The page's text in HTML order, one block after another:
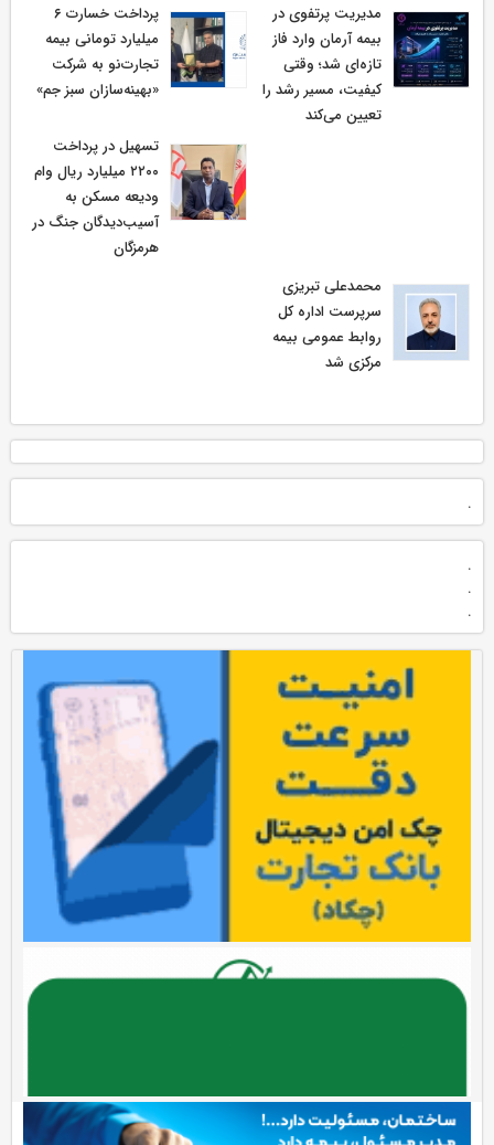
مدیریت پرتفوی در
بیمه آرمان وارد فاز
تازه‌ای شد؛ وقتی
کیفیت، مسیر رشد را
تعیین می‌کند
پرداخت خسارت ۶
میلیارد تومانی بیمه
تجارت‌نو به شرکت
«بهینه‌سازان سبز جم»
تسهیل در پرداخت
۲۲۰۰ میلیارد ریال وام
ودیعه مسکن به
آسیب‌دیدگان جنگ در
هرمزگان
محمدعلی تبریزی
سرپرست اداره كل
روابط عمومی بیمه
مركزی شد
.
.
.
.